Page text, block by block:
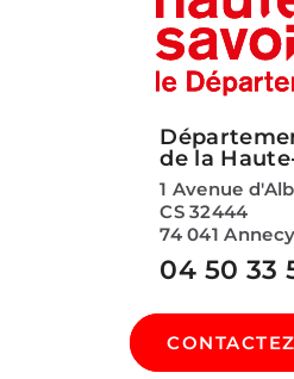
de la
1 Avenue
CS 32444
74 041
04 50 33